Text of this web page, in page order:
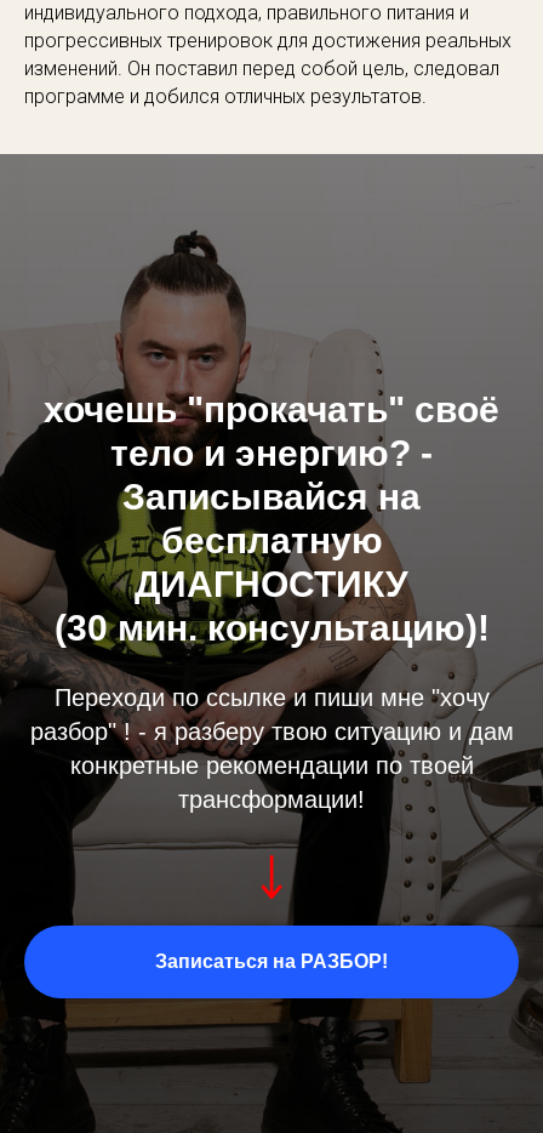
индивидуального подхода, правильного питания и
прогрессивных тренировок для достижения реальных
изменений. Он поставил перед собой цель, следовал
программе и добился отличных результатов.
хочешь "прокачать" своё
тело и энергию? -
Записывайся на
бесплатную
ДИАГНОСТИКУ
(30 мин. консультацию)!
Переходи по ссылке и пиши мне "хочу
разбор" ! - я разберу твою ситуацию и дам
конкретные рекомендации по твоей
трансформации!
Записаться на РАЗБОР!